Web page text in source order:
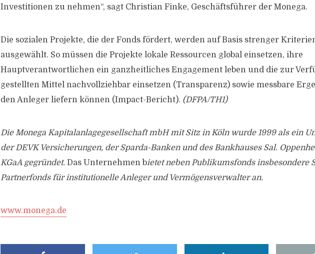
Investitionen zu nehmen“, sagt Christian Finke, Geschäftsführer der Monega.
Die sozialen Projekte, die der Fonds fördert, werden auf Basis strenger
ausgewählt. So müssen die Projekte lokale Ressourcen global einsetzen, ihre
Hauptverantwortlichen ein ganzheitliches Engagement leben und die zur
gestellten Mittel nachvollziehbar einsetzen (Transparenz) sowie messbare
den Anleger liefern können (Impact-Bericht). (DFPA/TH1)
Die Monega Kapitalanlagegesellschaft mbH mit Sitz in Köln wurde 1999 als ein
der DEVK Versicherungen, der Sparda-Banken und des Bankhauses Sal.
KGaA gegründet. Das Unternehmen bietet neben Publikumsfonds insbesondere
Partnerfonds für institutionelle Anleger und Vermögensverwalter an.
www.monega.de